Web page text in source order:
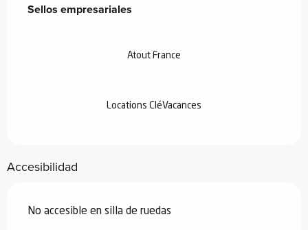
Sellos empresariales
Sellos empresariales
Atout France
Locations CléVacances
Accesibilidad
No accesible en silla de ruedas